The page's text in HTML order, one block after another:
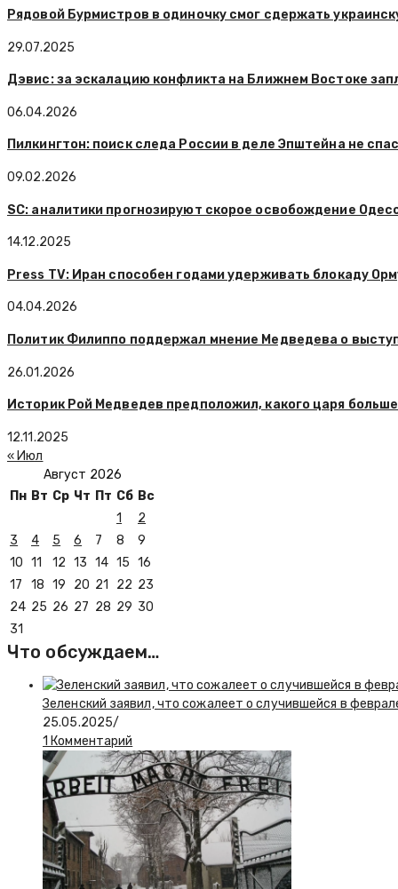
Рядовой Бурмистров в одиночку смог сдержать
29.07.2025
Дэвис: за эскалацию конфликта на Ближнем Востоке
06.04.2026
Пилкингтон: поиск следа России в деле Эпштейна не
09.02.2026
SC: аналитики прогнозируют скорое освобождение
14.12.2025
Press TV: Иран способен годами удерживать блокаду
04.04.2026
Политик Филиппо поддержал мнение Медведева о
26.01.2026
Историк Рой Медведев предположил, какого царя
12.11.2025
« Июл
Август 2026
Пн Вт Ср Чт Пт Сб Вс
1
2
3
4 5 6 7 8
9
10 11 12 13 14 15 16
17
18 19 20 21 22 23
24 25 26 27 28 29 30
31
Что обсуждаем…
Зеленский заявил, что сожалеет о случившейся в
25.05.2025/
1 Комментарий